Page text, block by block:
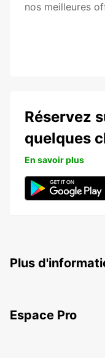
nos meilleures
Réservez
quelques
En savoir plus
Plus
Espace Pro